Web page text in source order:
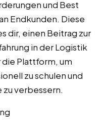
und Best
Endkunden. Diese
dir, einen Beitrag zur
in der Logistik
die Plattform, um
zu schulen und
verbessern.